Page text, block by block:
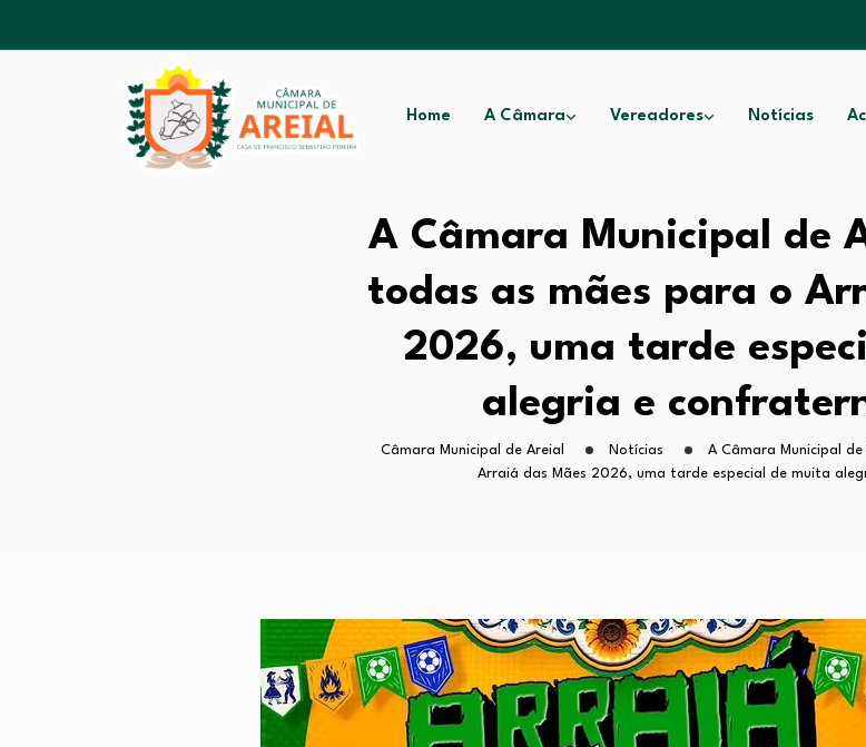
Home A Câmara Vereadores Notícias
A Câmara Municipal de
todas as mães para o
2026, uma tarde
alegria e
Câmara Municipal de Areial Notícias
A Câmara Municipal
Arraiá das Mães 2026, uma tarde especial de muita